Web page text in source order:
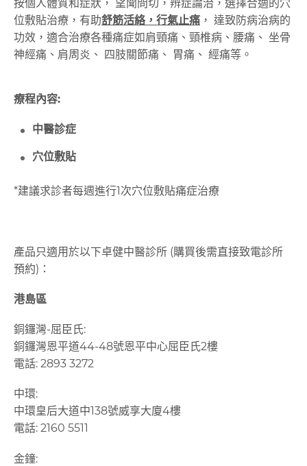
按個人體質和症狀， 望聞問切，辨症論治，選擇合適的穴
位敷貼治療，有助舒筋活絡，行氣止痛 ， 達致防病治病的
功效，適合治療各種痛症如肩頸痛、頸椎病、腰痛、 坐骨
神經痛、肩周炎、 四肢關節痛、 胃痛、 經痛等。
療程內容:
中醫診症
穴位敷貼
*建議求診者每週進行1次穴位敷貼痛症治療
產品只適用於以下卓健中醫診所 (購買後需直接致電診所
預約)：
港島區
銅鑼灣-屈臣氏:
銅鑼灣恩平道44-48號恩平中心屈臣氏2樓
電話: 2893 3272
中環:
中環皇后大道中138號威享大廈4樓
電話: 2160 5511
金鐘: